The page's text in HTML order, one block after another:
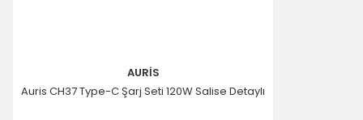
AURİS
Auris CH37 Type-C Şarj Seti 120W Salise Detaylı